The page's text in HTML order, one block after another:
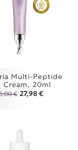
39,20 €.
Multi-Peptide
Cream, 20ml
€ Original price
27,98 €Η